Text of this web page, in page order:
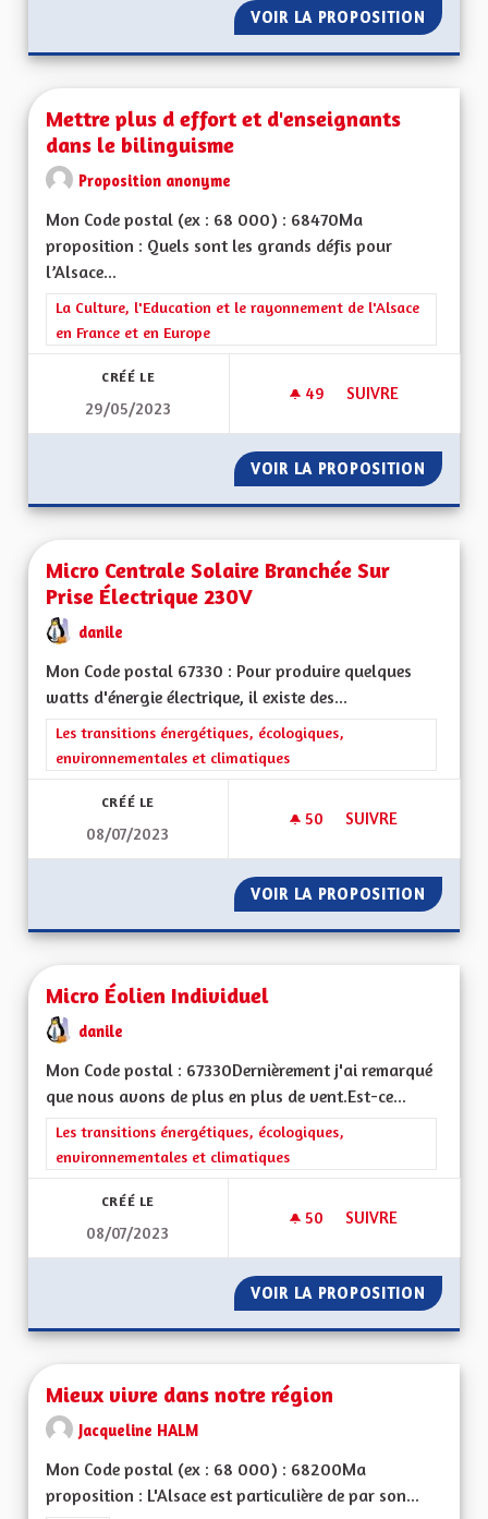
VOIR LA PROPOSITION
Mettre plus d effort et d'enseignants
dans le bilinguisme
Proposition anonyme
Mon Code postal (ex : 68 000) : 68470Ma
proposition : Quels sont les grands défis pour
l’Alsace...
Filtrer les résultats de la catégorie : La Culture, l'Education et
La Culture, l'Education et le rayonnement de l'Alsace
en France et en Europe
CRÉÉ LE
29/05/2023
49 49 ABONNÉS
SUIVRE
VOIR LA PROPOSITION
Micro Centrale Solaire Branchée Sur
Prise Électrique 230V
danile
Mon Code postal 67330 : Pour produire quelques
watts d'énergie électrique, il existe des...
Filtrer les résultats de la catégorie : Les transitions
Les transitions énergétiques, écologiques,
environnementales et climatiques
CRÉÉ LE
08/07/2023
50 50 ABONNÉS
SUIVRE
VOIR LA PROPOSITION
Micro Éolien Individuel
danile
Mon Code postal : 67330Dernièrement j'ai remarqué
que nous avons de plus en plus de vent.Est-ce...
Filtrer les résultats de la catégorie : Les transitions
Les transitions énergétiques, écologiques,
environnementales et climatiques
CRÉÉ LE
08/07/2023
50 50 ABONNÉS
SUIVRE
VOIR LA PROPOSITION
Mieux vivre dans notre région
Jacqueline HALM
Mon Code postal (ex : 68 000) : 68200Ma
proposition : L'Alsace est particulière de par son...